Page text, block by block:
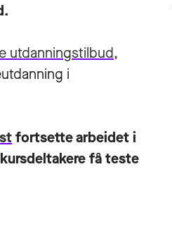
utdanningstilbud,
i
fortsette arbeidet i
få teste